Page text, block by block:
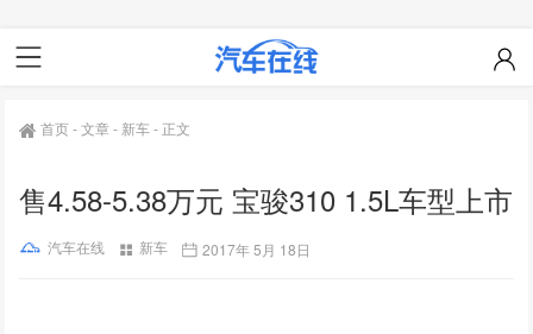
首页-文章- 新车- 正文
售4.58-5.38万元 宝骏310 1.5L车型上市
汽车在线 新车 2017年 5月 18日